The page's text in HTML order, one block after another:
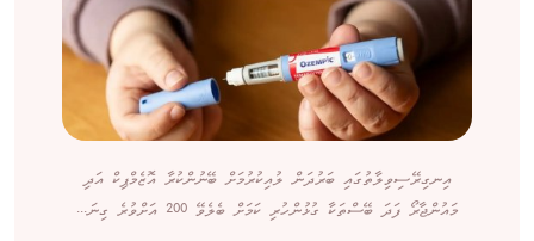
އިނގިރޭސިވިލާތުގައި ބަރުދަން ލުއިކުރުމަށް ބޭނުންކުރާ އޮޒެމްޕިކް އަދި
މައުންޖާރޯ ފަދަ ބޭސްތަކާ ގުޅުންހުރި ކަމަށް ބެލެވޭ 200 އަށްވުރެ ގިނަ...